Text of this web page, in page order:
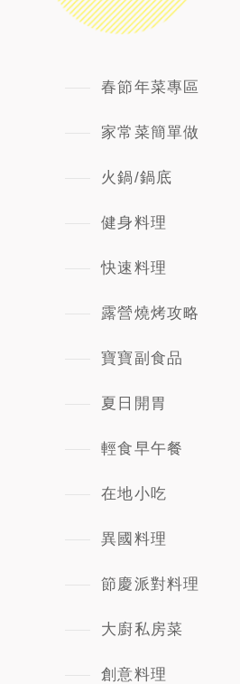
春節年菜專區
家常菜簡單做
火鍋/鍋底
健身料理
快速料理
露營燒烤攻略
寶寶副食品
夏日開胃
輕食早午餐
在地小吃
異國料理
節慶派對料理
大廚私房菜
創意料理